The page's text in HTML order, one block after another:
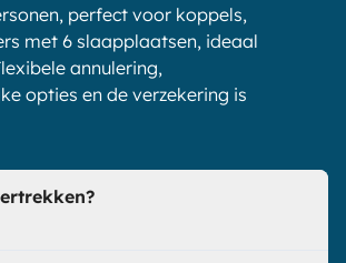
perfect voor koppels,
met 6 slaapplaatsen, ideaal
annulering,
opties en de verzekering is